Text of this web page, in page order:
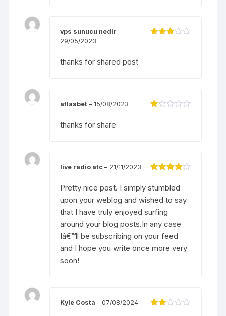
vps sunucu nedir–
29/05/2023
thanks for shared post
1
ao
atlasbet– 15/08/2023
thanks for share
xếp hạng
45 sao
live radio atc– 21/11/2023
Pretty nice post. I simply stumbled
upon your weblog and wished to say
that I have truly enjoyed surfing
around your blog posts.In any case
Iâ€™ll be subscribing on your feed
and I hope you write once more very
soon!
Kyle Costa– 07/08/2024